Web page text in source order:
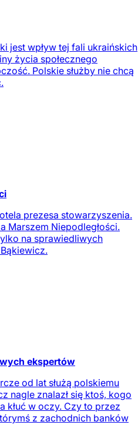
jest wpływ tej fali ukraińskich
życia społecznego
Polskie służby nie chcą
prezesa stowarzyszenia.
Marszem Niepodległości.
na sprawiedliwych
ekspertów
od lat służą polskiemu
nagle znalazł się ktoś, kogo
kłuć w oczy. Czy to przez
z zachodnich banków